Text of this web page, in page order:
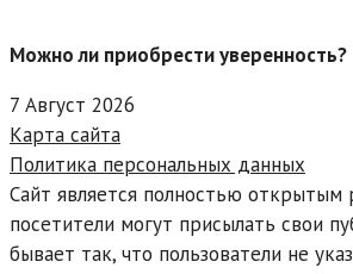
Можно ли приобрести уверенность?
7 Август 2026
Карта сайта
Политика персональных данных
Сайт является полностью открытым
посетители могут присылать свои
бывает так, что пользователи не